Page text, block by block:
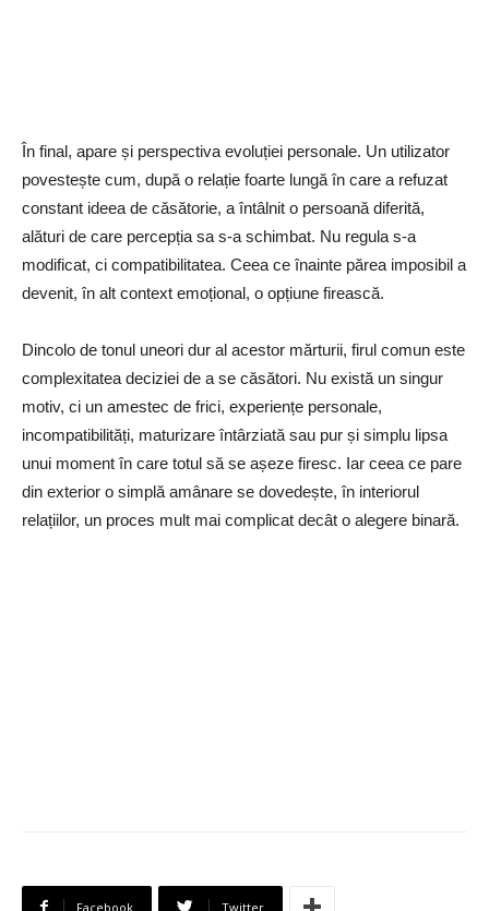
În final, apare și perspectiva evoluției personale. Un utilizator
povestește cum, după o relație foarte lungă în care a refuzat
constant ideea de căsătorie, a întâlnit o persoană diferită,
alături de care percepția sa s-a schimbat. Nu regula s-a
modificat, ci compatibilitatea. Ceea ce înainte părea imposibil a
devenit, în alt context emoțional, o opțiune firească.
Dincolo de tonul uneori dur al acestor mărturii, firul comun este
complexitatea deciziei de a se căsători. Nu există un singur
motiv, ci un amestec de frici, experiențe personale,
incompatibilități, maturizare întârziată sau pur și simplu lipsa
unui moment în care totul să se așeze firesc. Iar ceea ce pare
din exterior o simplă amânare se dovedește, în interiorul
relațiilor, un proces mult mai complicat decât o alegere binară.
Facebook Twitter